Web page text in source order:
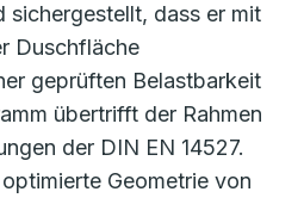
sichergestellt, dass er mit
Duschfläche
geprüften Belastbarkeit
übertrifft der Rahmen
der DIN EN 14527.
Geometrie von